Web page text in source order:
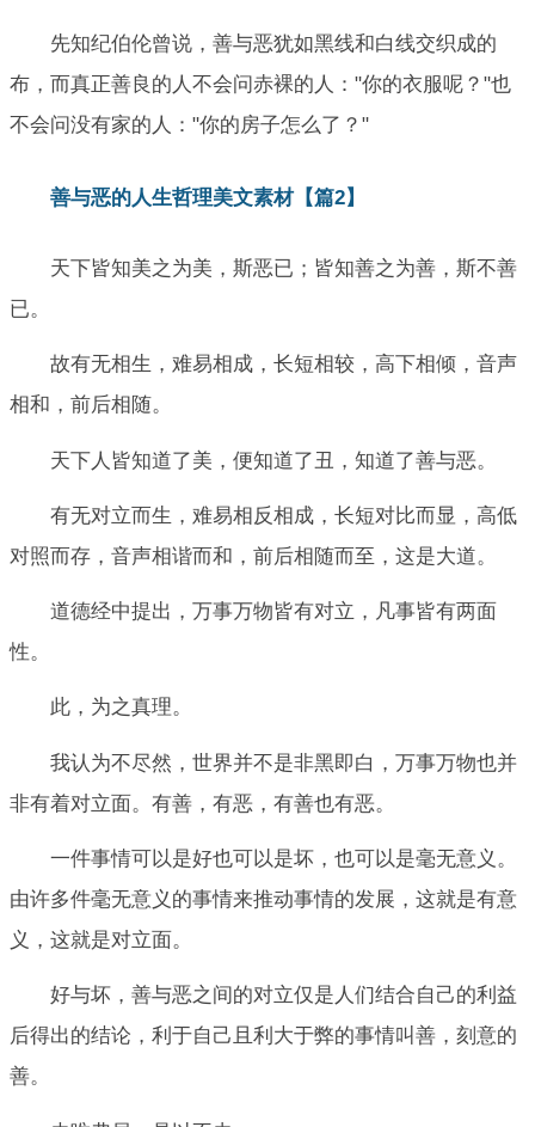
先知纪伯伦曾说，善与恶犹如黑线和白线交织成的
布，而真正善良的人不会问赤裸的人："你的衣服呢？"也
不会问没有家的人："你的房子怎么了？"
善与恶的人生哲理美文素材【篇2】
天下皆知美之为美，斯恶已；皆知善之为善，斯不善
已。
故有无相生，难易相成，长短相较，高下相倾，音声
相和，前后相随。
天下人皆知道了美，便知道了丑，知道了善与恶。
有无对立而生，难易相反相成，长短对比而显，高低
对照而存，音声相谐而和，前后相随而至，这是大道。
道德经中提出，万事万物皆有对立，凡事皆有两面
性。
此，为之真理。
我认为不尽然，世界并不是非黑即白，万事万物也并
非有着对立面。有善，有恶，有善也有恶。
一件事情可以是好也可以是坏，也可以是毫无意义。
由许多件毫无意义的事情来推动事情的发展，这就是有意
义，这就是对立面。
好与坏，善与恶之间的对立仅是人们结合自己的利益
后得出的结论，利于自己且利大于弊的事情叫善，刻意的
善。